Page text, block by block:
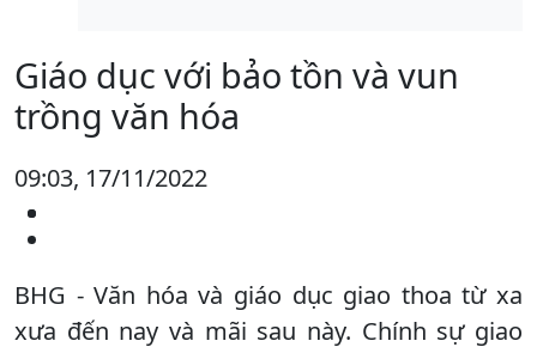
Giáo dục với bảo tồn và vun
trồng văn hóa
09:03, 17/11/2022
BHG - Văn hóa và giáo dục giao thoa từ xa
xưa đến nay và mãi sau này. Chính sự giao